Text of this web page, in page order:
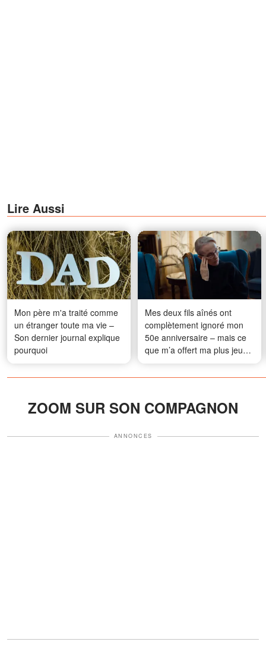
Lire Aussi
Mon père m'a traité comme
un étranger toute ma vie –
Son dernier journal explique
pourquoi
Mes deux fils aînés ont
complètement ignoré mon
50e anniversaire – mais ce
que m’a offert ma plus jeune
fille m’a bouleversée
ZOOM SUR SON COMPAGNON
ANNONCES